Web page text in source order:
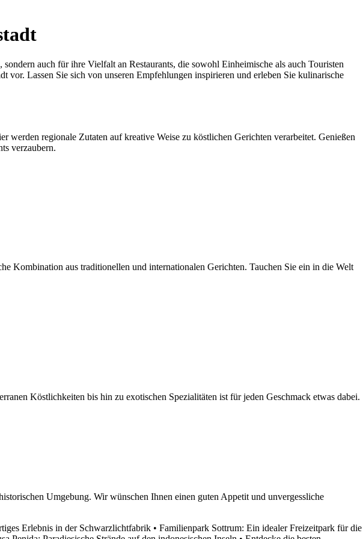
auch für ihre Vielfalt an Restaurants, die sowohl Einheimische als auch Touristen
vor. Lassen Sie sich von unseren Empfehlungen inspirieren und erleben Sie kulinarische
werden regionale Zutaten auf kreative Weise zu köstlichen Gerichten verarbeitet. Genießen
verzaubern.
Kombination aus traditionellen und internationalen Gerichten. Tauchen Sie ein in die Welt
Köstlichkeiten bis hin zu exotischen Spezialitäten ist für jeden Geschmack etwas dabei.
Umgebung. Wir wünschen Ihnen einen guten Appetit und unvergessliche
Erlebnis in der Schwarzlichtfabrik • Familienpark Sottrum: Ein idealer Freizeitpark für die